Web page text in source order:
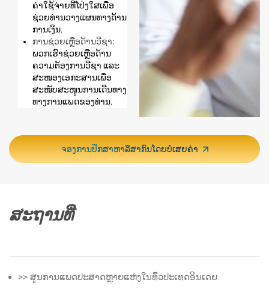
ຄ່າໃຊ້ຈ່າຍທີ່ໂປ່ງໃສເພື່ອ
ຊ່ວຍທ່ານວາງແຜນທາງດ້ານ
ການເງິນ.
ການຊ່ວຍເຫຼືອດ້ານວີຊາ:
ພວກເຮົາຊ່ວຍເຫຼືອດ້ານ
ຄວາມຕ້ອງການວີຊາ ແລະ
ສະໜອງເອກະສານເພື່ອ
ສະໜັບສະໜູນການເດີນທາງ
ທາງການແພດຂອງທ່ານ.
ຈອງການປຶກສາຫາລືສາກົນໂດຍບໍ່ເສຍຄ່າ
ສະຖານທີ່
>> ສູນການແພດປະສາດຫຼາຍແຫ່ງໃນທົ່ວປະເທດອິນເດຍ